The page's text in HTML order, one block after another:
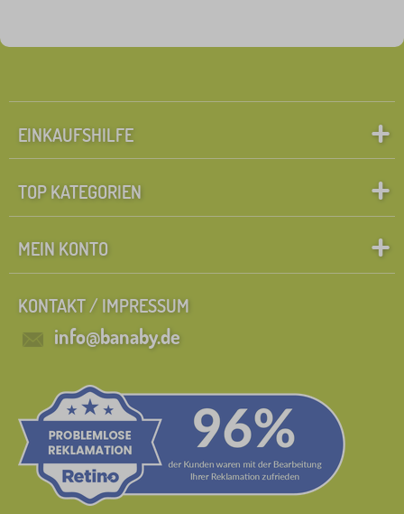
EINKAUFSHILFE
TOP KATEGORIEN
MEIN KONTO
KONTAKT / IMPRESSUM
info@banaby.de